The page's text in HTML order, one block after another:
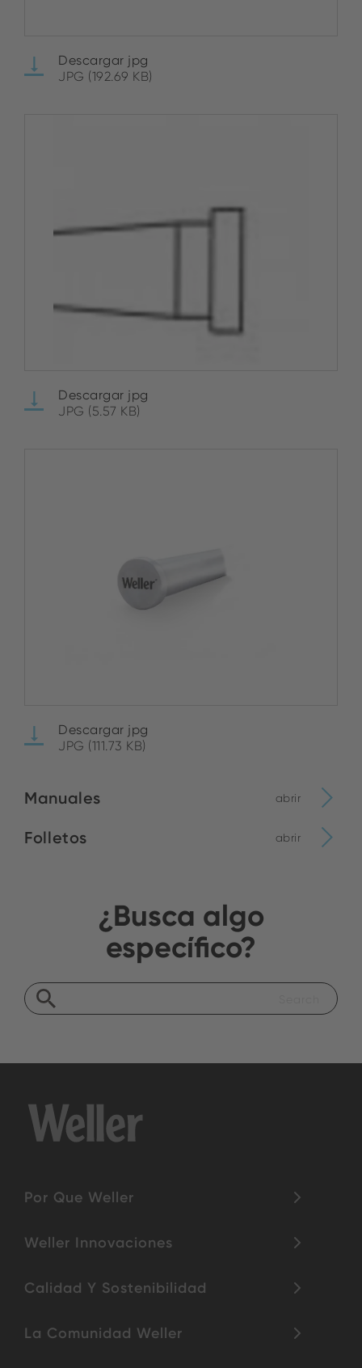
Descargar jpg
JPG (192.69 KB)
Descargar jpg
JPG (5.57 KB)
Descargar jpg
JPG (111.73 KB)
Manuales abrir
Folletos abrir
¿Busca algo
específico?
Por Que Weller
Weller Innovaciones
Calidad Y Sostenibilidad
La Comunidad Weller